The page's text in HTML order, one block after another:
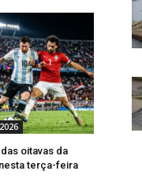
de
Portugal e
a
oitavas da
terça-feira